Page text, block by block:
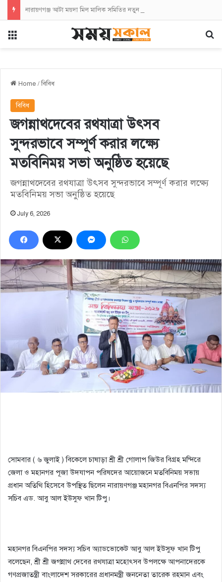
নারায়ণগঞ্জ আটা ময়দা মিল মালিক সমিতির নতুন কমিটির অভিষেক
Home /বিবিধ
বিবিধ
জগন্নাথদেবের রথযাত্রা উৎসব
সুন্দরভাবে সম্পূর্ণ করার লক্ষ্যে
মতবিনিময় সভা অনুষ্ঠিত হয়েছে ‎
জগন্নাথদেবের রথযাত্রা উৎসব সুন্দরভাবে সম্পূর্ণ করার লক্ষ্যে
মতবিনিময় সভা অনুষ্ঠিত হয়েছে ‎
July 6, 2026
সোমবার ( ৬ জুলাই ) বিকেলে চাষাড়া শ্রী শ্রী গোলাপ জিউর বিগ্রহ মন্দিরে
জেলা ও মহানগর পূজা উদযাপন পরিষদের আয়োজনে মতবিনিময় সভায়
প্রধান অতিথি হিসেবে উপস্থিত ছিলেন নারায়ণগঞ্জ মহানগর বিএনপির সদস্য
সচিব এড. আবু আল ইউসুফ খান টিপু।
মহানগর বিএনপির সদস্য সচিব অ্যাডভোকেট আবু আল ইউসুফ খান টিপু
বলেছেন, শ্রী শ্রী জগন্নাথ দেবের রথযাত্রা মহোৎসব উপলক্ষে আপনাদেরকে
গণপ্রজাতন্ত্রী বাংলাদেশ সরকারের প্রধানমন্ত্রী জননেতা তারেক রহমান এবং